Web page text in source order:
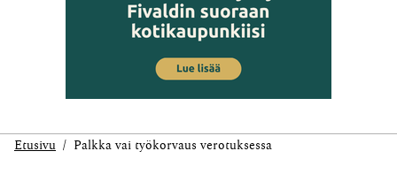
Etusivu Palkka vai työkorvaus verotuksessa